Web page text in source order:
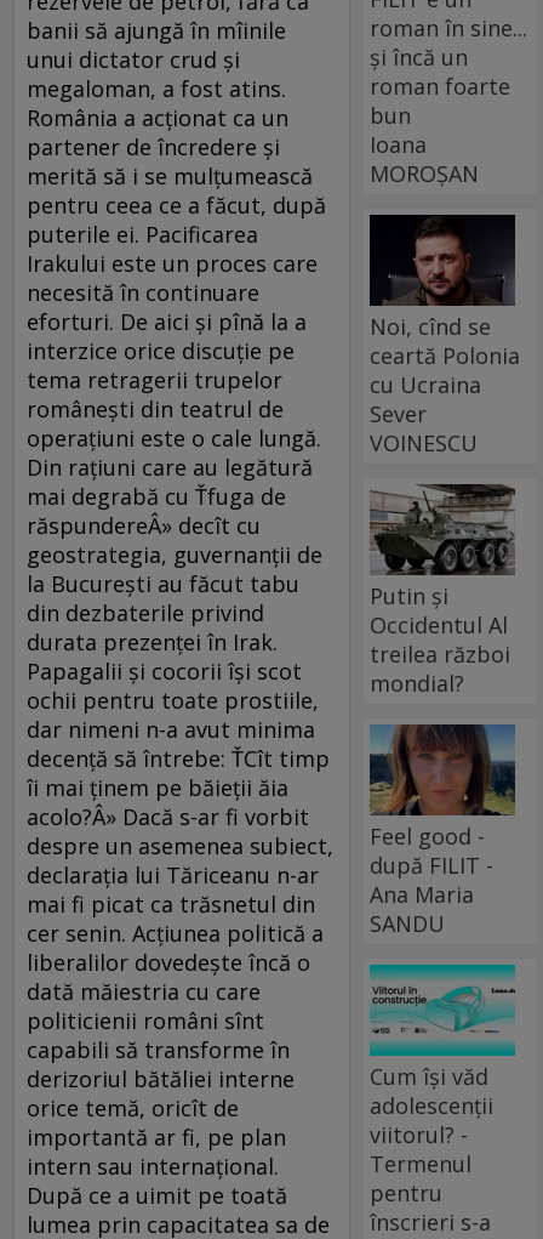
banii să ajungă în mîinile
unui dictator crud şi
megaloman, a fost atins.
România a acţionat ca un
partener de încredere şi
merită să i se mulţumească
pentru ceea ce a făcut, după
puterile ei. Pacificarea
Irakului este un proces care
necesită în continuare
eforturi. De aici şi pînă la a
interzice orice discuţie pe
tema retragerii trupelor
româneşti din teatrul de
operaţiuni este o cale lungă.
Din raţiuni care au legătură
mai degrabă cu Ťfuga de
răspundereÂ» decît cu
geostrategia, guvernanţii de
la Bucureşti au făcut tabu
din dezbaterile privind
durata prezenţei în Irak.
Papagalii şi cocorii îşi scot
ochii pentru toate prostiile,
dar nimeni n-a avut minima
decenţă să întrebe: ŤCît timp
îi mai ţinem pe băieţii ăia
acolo?Â» Dacă s-ar fi vorbit
despre un asemenea subiect,
declaraţia lui Tăriceanu n-ar
mai fi picat ca trăsnetul din
cer senin. Acţiunea politică a
liberalilor dovedeşte încă o
dată măiestria cu care
politicienii români sînt
capabili să transforme în
derizoriul bătăliei interne
orice temă, oricît de
importantă ar fi, pe plan
intern sau internaţional.
După ce a uimit pe toată
lumea prin capacitatea sa de
roman în sine...
și încă un
roman foarte
bun
Ioana
MOROȘAN
Noi, cînd se
ceartă Polonia
cu Ucraina
Sever
VOINESCU
Putin și
Occidentul Al
treilea război
mondial?
Feel good -
după FILIT -
Ana Maria
SANDU
Cum își văd
adolescenții
viitorul? -
Termenul
pentru
înscrieri s-a